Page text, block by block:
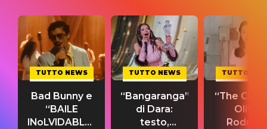
TUTTO NEWS
Bad Bunny e
“BAILE
INoLVIDABLE”:
TUTTO NEWS
“Bangaranga”
di Dara:
testo,
TUTTO
“The
Olivia